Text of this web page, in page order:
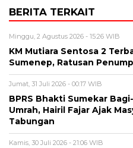
BERITA TERKAIT
Minggu, 2 Agustus 2026 - 15:26 WIB
KM Mutiara Sentosa 2
Sumenep, Ratusan
Jumat, 31 Juli 2026 - 00:17 WIB
BPRS Bhakti Sumekar
Umrah, Hairil Fajar Ajak
Tabungan
Kamis, 30 Juli 2026 - 21:06 WIB